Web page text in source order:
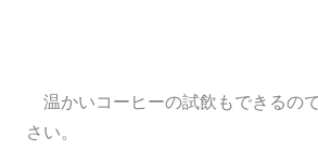
温かいコーヒーの試飲もできるの
さい。